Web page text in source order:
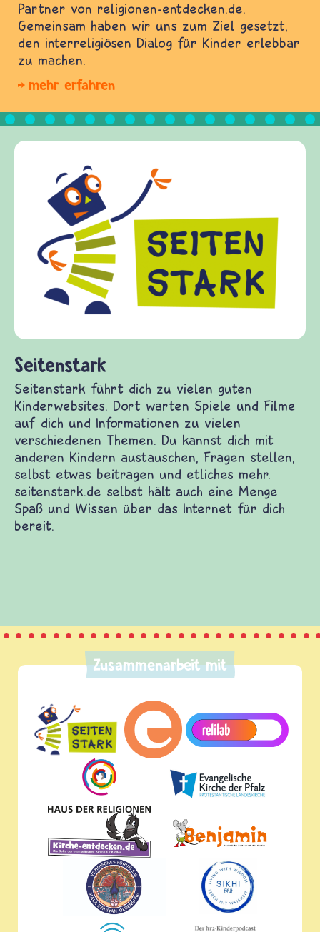
Partner von religionen-entdecken.de.
Gemeinsam haben wir uns zum Ziel gesetzt,
den interreligiösen Dialog für Kinder erlebbar
zu machen.
mehr erfahren
führt dich zu vielen guten Kinderwebsites.
Spiele und Filme auf dich und Informationen
Themen. Du kannst dich mit
austauschen, Fragen stellen, selbst etwas
etliches mehr. seitenstark.de selbst hält auch
Spaß und Wissen über das Internet für dich
frieden-
Kinder, Eltern
Fragen von
Gewalt
diesem
fragen.de
und Frieden,
Zusammenarbeit mit